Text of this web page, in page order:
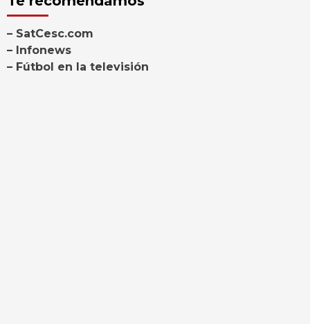
– SatCesc.com
– Infonews
– Fútbol en la televisión